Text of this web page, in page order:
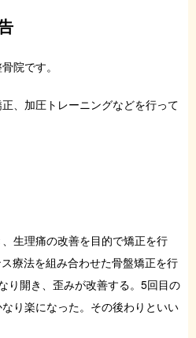
み別メニュー
当院について
院です。
、加圧トレーニングなどを行って
生理痛の改善を目的で矯正を行
療法を組み合わせた骨盤矯正を行
り開き、歪みが改善する。5回目の
り楽になった。その後わりといい